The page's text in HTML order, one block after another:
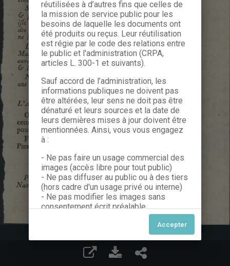
réutilisées à d’autres fins que celles de
la mission de service public pour les
besoins de laquelle les documents ont
été produits ou reçus. Leur réutilisation
est régie par le code des relations entre
le public et l'administration (CRPA,
articles L. 300-1 et suivants).
Sauf accord de l’administration, les
informations publiques ne doivent pas
être altérées, leur sens ne doit pas être
dénaturé et leurs sources et la date de
leurs dernières mises à jour doivent être
mentionnées. Ainsi, vous vous engagez
à :
- Ne pas faire un usage commercial des
images (accès libre pour tout public)
- Ne pas diffuser au public ou à des tiers
(hors cadre d'un usage privé ou interne)
- Ne pas modifier les images sans
consentement écrit préalable
Dans le cas contraire, nous vous invitons
à nous contacter afin de solliciter le type
de Licence souhaitée parmi celles
proposées et le cas échéant, acquitter